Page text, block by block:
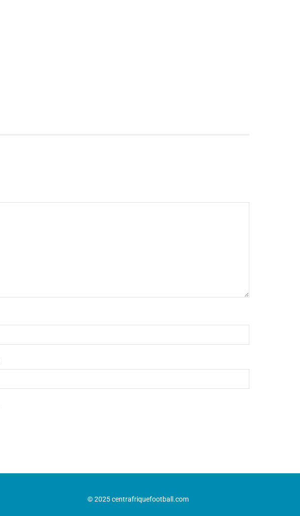
© 2025 centrafriquefootball.com